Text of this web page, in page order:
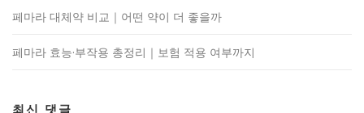
페마라 대체약 비교｜어떤 약이 더 좋을까
페마라 효능·부작용 총정리｜보험 적용 여부까지
최신 댓글